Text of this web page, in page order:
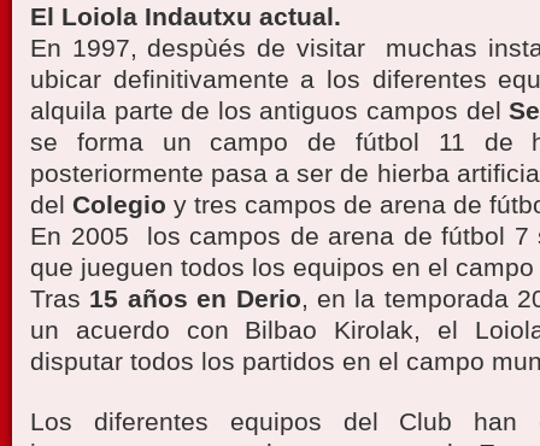
El Loiola Indautxu actual.
En 1997, despùés de visitar muchas
ubicar definitivamente a los diferentes
alquila parte de los antiguos campos del
se forma un campo de fútbol 11 de
posteriormente pasa a ser de hierba
del Colegio y tres campos de arena de
En 2005 los campos de arena de fútbol 7
que jueguen todos los equipos en el
Tras 15 años en Derio, en la temporada
un acuerdo con Bilbao Kirolak, el
disputar todos los partidos en el campo
Los diferentes equipos del Club han